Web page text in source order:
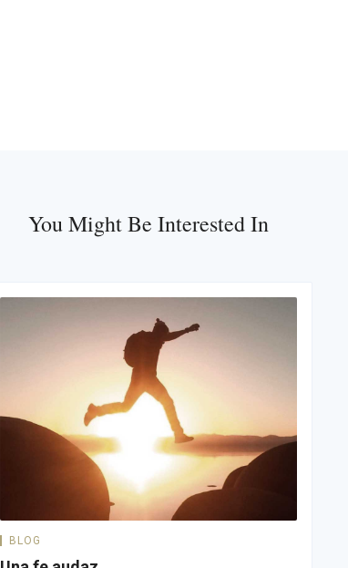
You Might Be Interested In
BLOG